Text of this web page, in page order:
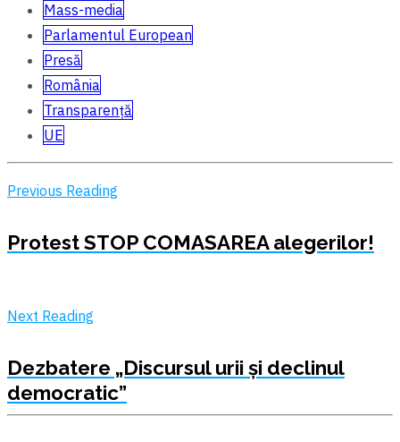
Mass-media
Parlamentul European
Presă
România
Transparență
UE
Previous Reading
Protest STOP COMASAREA alegerilor!
Next Reading
Dezbatere „Discursul urii și declinul
democratic”